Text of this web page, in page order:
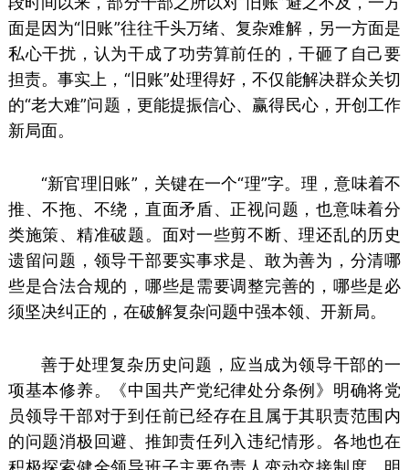
面是因为“旧账”往往千头万绪、复杂难解，另一方面是
私心干扰，认为干成了功劳算前任的，干砸了自己要
担责。事实上，“旧账”处理得好，不仅能解决群众关切
的“老大难”问题，更能提振信心、赢得民心，开创工作
新局面。
“新官理旧账”，关键在一个“理”字。理，意味着不
推、不拖、不绕，直面矛盾、正视问题，也意味着分
类施策、精准破题。面对一些剪不断、理还乱的历史
遗留问题，领导干部要实事求是、敢为善为，分清哪
些是合法合规的，哪些是需要调整完善的，哪些是必
须坚决纠正的，在破解复杂问题中强本领、开新局。
善于处理复杂历史问题，应当成为领导干部的一
项基本修养。《中国共产党纪律处分条例》明确将党
员领导干部对于到任前已经存在且属于其职责范围内
的问题消极回避、推卸责任列入违纪情形。各地也在